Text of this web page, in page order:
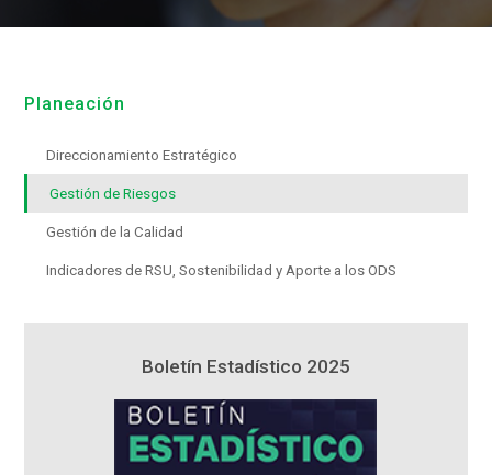
Planeación
Direccionamiento Estratégico
Gestión de Riesgos
Gestión de la Calidad
Indicadores de RSU, Sostenibilidad y Aporte a los ODS
Boletín Estadístico 2025